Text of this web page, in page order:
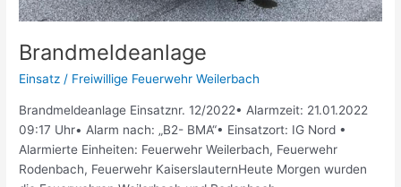
Brandmeldeanlage
Einsatz / Freiwillige Feuerwehr Weilerbach
Brandmeldeanlage Einsatznr. 12/2022• Alarmzeit: 21.01.2022
09:17 Uhr• Alarm nach: „B2- BMA“• Einsatzort: IG Nord •
Alarmierte Einheiten: Feuerwehr Weilerbach, Feuerwehr
Rodenbach, Feuerwehr KaiserslauternHeute Morgen wurden